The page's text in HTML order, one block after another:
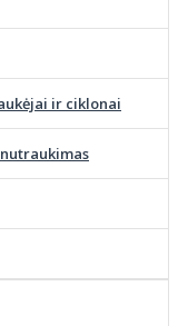
ir ciklonai